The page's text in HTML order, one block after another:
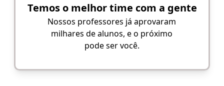
Temos o melhor time com a gente
Nossos professores já aprovaram
milhares de alunos, e o próximo
pode ser você.